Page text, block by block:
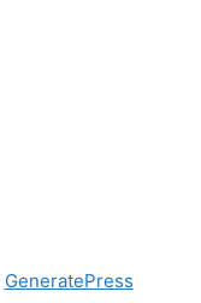
GeneratePress